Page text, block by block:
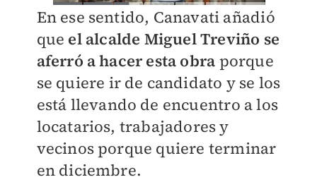
En ese sentido, Canavati añadió
que el alcalde Miguel Treviño se
aferró a hacer esta obra porque
se quiere ir de candidato y se los
está llevando de encuentro a los
locatarios, trabajadores y
vecinos porque quiere terminar
en diciembre.